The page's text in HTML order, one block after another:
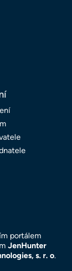
portálem
JenHunter
s. r. o.